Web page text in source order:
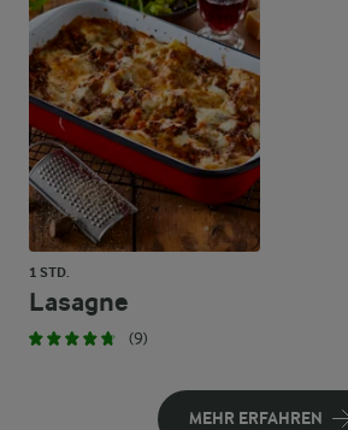
1 STD.
Lasagne
(9)
MEHR ERFAHREN